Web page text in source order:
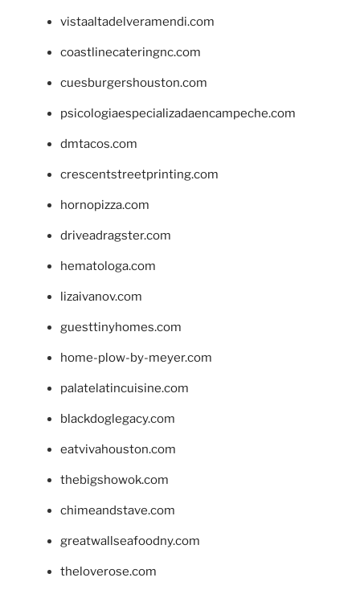
vistaaltadelveramendi.com
coastlinecateringnc.com
cuesburgershouston.com
psicologiaespecializadaencampeche.com
dmtacos.com
crescentstreetprinting.com
hornopizza.com
driveadragster.com
hematologa.com
lizaivanov.com
guesttinyhomes.com
home-plow-by-meyer.com
palatelatincuisine.com
blackdoglegacy.com
eatvivahouston.com
thebigshowok.com
chimeandstave.com
greatwallseafoodny.com
theloverose.com